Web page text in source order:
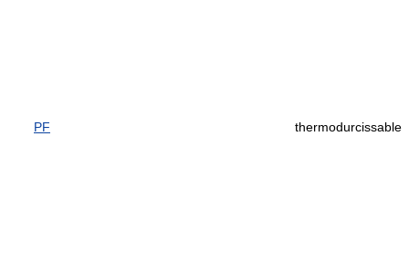
PF thermodurcissable